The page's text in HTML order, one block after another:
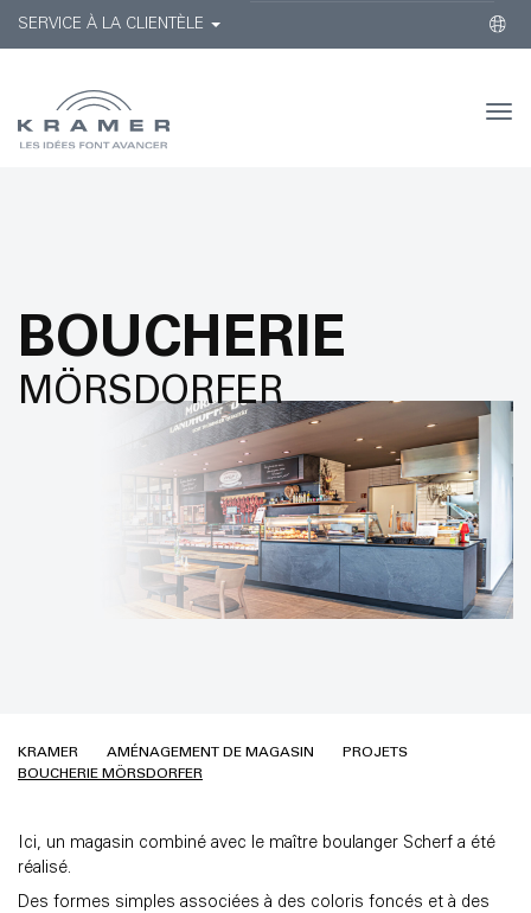
SERVICE À LA CLIENTÈLE
BOUCHERIE
MÖRSDORFER
KRAMER AMÉNAGEMENT DE MAGASIN
PROJETS
BOUCHERIE MÖRSDORFER
Ici, un magasin combiné avec le maître boulanger Scherf a été
réalisé.
Des formes simples associées à des coloris foncés et à des